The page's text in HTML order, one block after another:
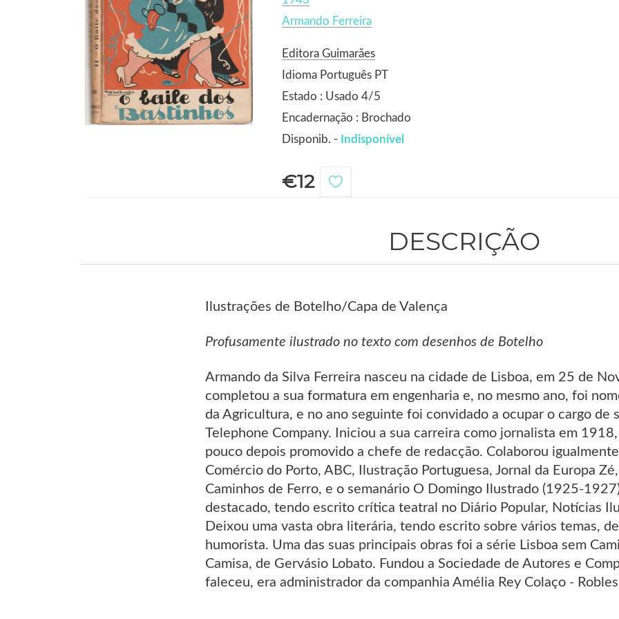
Armando Ferreira
Editora Guimarães
Idioma Português PT
Estado : Usado 4/5
Encadernação : Brochado
Disponib. - Indisponível
€12
DESCRIÇÃO
Ilustrações de Botelho/Capa de Valença
Profusamente ilustrado no texto com desenhos de Botelho
Armando da Silva Ferreira nasceu na cidade de Lisboa, em 25 de
completou a sua formatura em engenharia e, no mesmo ano, foi
da Agricultura, e no ano seguinte foi convidado a ocupar o cargo de
Telephone Company. Iniciou a sua carreira como jornalista em
pouco depois promovido a chefe de redacção. Colaborou
Comércio do Porto, ABC, Ilustração Portuguesa, Jornal da Europa
Caminhos de Ferro, e o semanário O Domingo Ilustrado (1925-
destacado, tendo escrito crítica teatral no Diário Popular, Notícias
Deixou uma vasta obra literária, tendo escrito sobre vários temas,
humorista. Uma das suas principais obras foi a série Lisboa sem
Camisa, de Gervásio Lobato. Fundou a Sociedade de Autores e
faleceu, era administrador da companhia Amélia Rey Colaço -